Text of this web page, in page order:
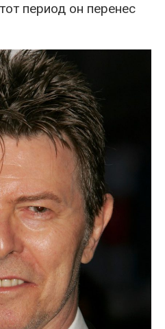
период он перенес